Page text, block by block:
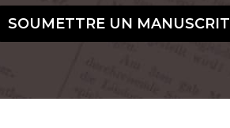
SOUMETTRE UN MANUSCRIT